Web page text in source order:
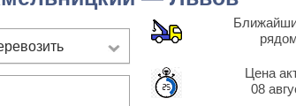
й
у
Цена
08